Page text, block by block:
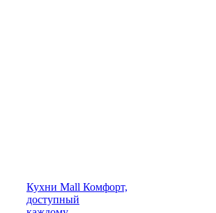
Кухни Mall Комфорт,
доступный